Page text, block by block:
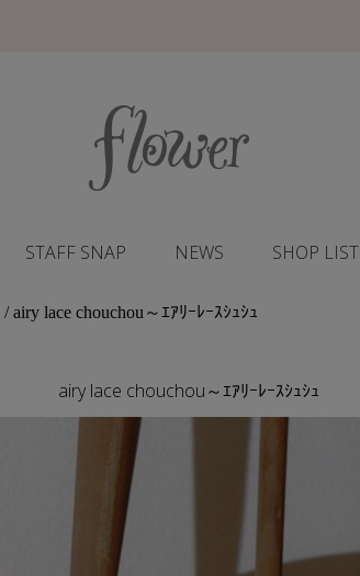
STAFF SNAP NEWS SHOP LIST
/ airy lace chouchou～ｴｱﾘｰﾚｰｽｼｭｼｭ
airy lace chouchou～ｴｱﾘｰﾚｰｽｼｭｼｭ